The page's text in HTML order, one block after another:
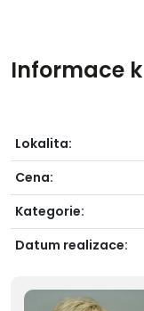
Informace
Lokalita:
Cena:
Kategorie:
Datum realizace: